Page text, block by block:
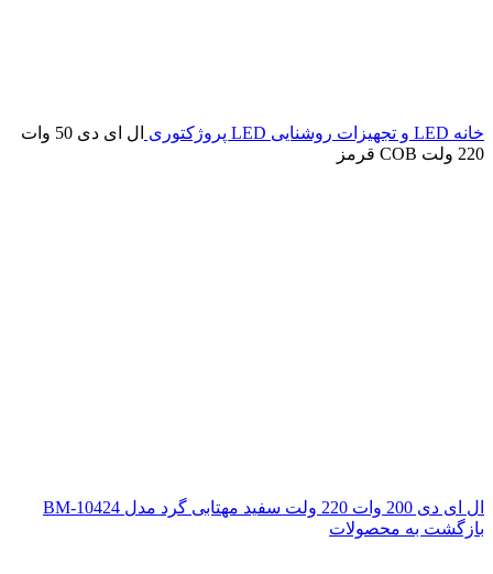
خانه LED و تجهیزات روشنایی LED پروژکتوری
ال ای دی 50 وات
220 ولت COB قرمز
ال ای دی 200 وات 220 ولت سفید مهتابی گرد مدل BM-10424
بازگشت به محصولات